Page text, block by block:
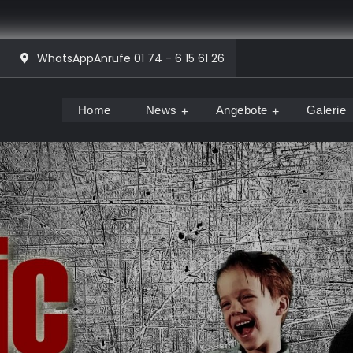
WhatsAppAnrufe 01 74 - 6 15 61 26
Home News Angebote Galerie